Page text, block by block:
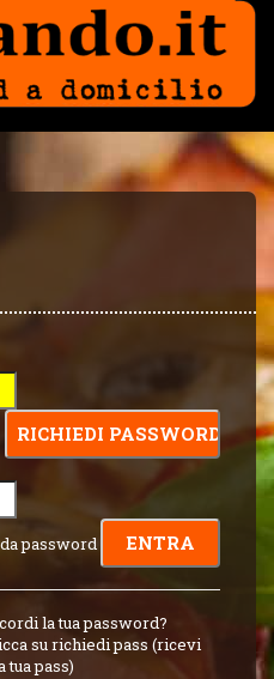
password
la tua password?
su richiedi pass (ricevi
tua pass)